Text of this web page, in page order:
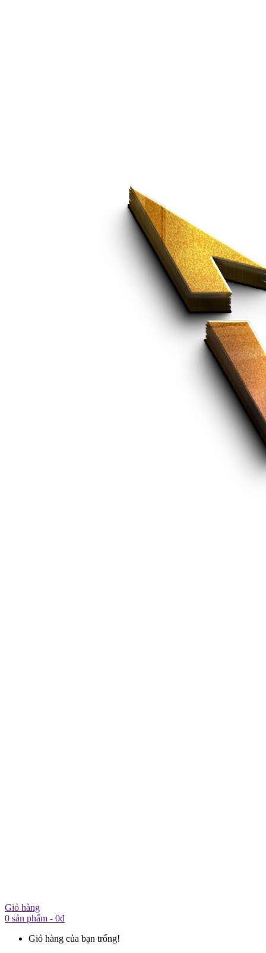
Giỏ hàng
0 sản phẩm - 0đ
Giỏ hàng của bạn trống!